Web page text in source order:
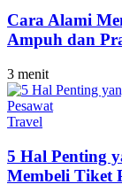
Cara Alami
Ampuh dan
3 menit
Travel
5 Hal Penting
Membeli Tiket